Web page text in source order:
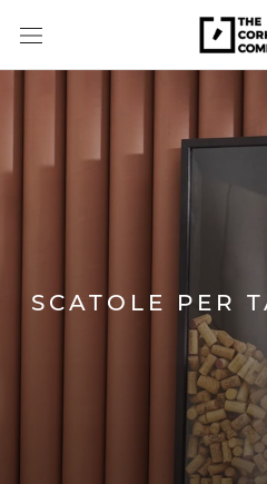
SCATOLE PER